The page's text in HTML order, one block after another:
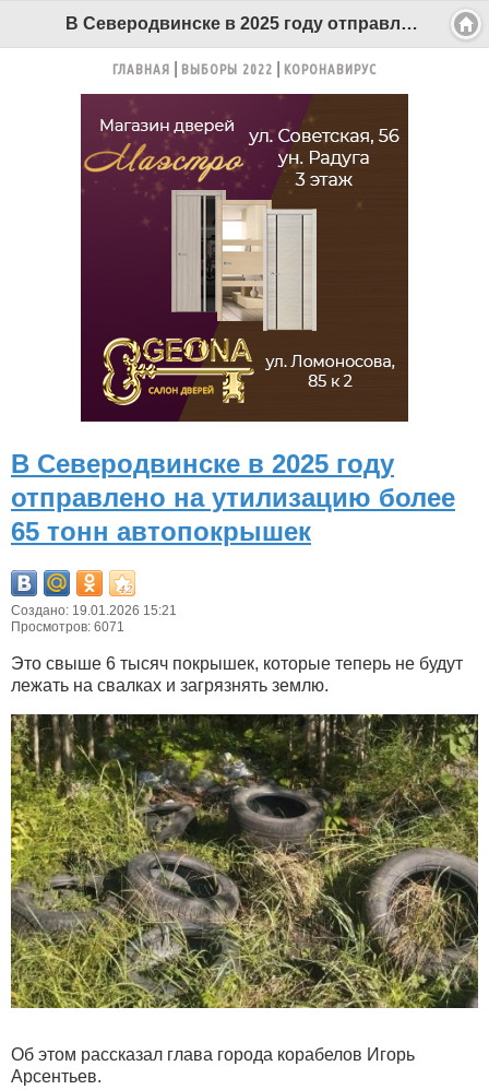
В Северодвинске в 2025 году отправлено на утилизацию более 65 тонн автопокрышек - Беломорканал Северодвинск tv29.ru
ГЛАВНАЯ ВЫБОРЫ 2022 КОРОНАВИРУС
В Северодвинске в 2025 году
отправлено на утилизацию более
65 тонн автопокрышек
Создано: 19.01.2026 15:21
Просмотров: 6071
Это свыше 6 тысяч покрышек, которые теперь не будут
лежать на свалках и загрязнять землю.
Об этом рассказал глава города корабелов Игорь
Арсентьев.